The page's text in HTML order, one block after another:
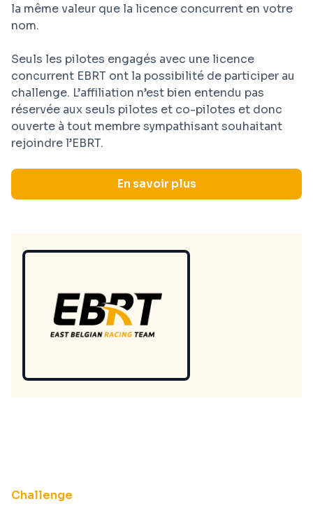
la même valeur que la licence concurrent en votre
nom.
Seuls les pilotes engagés avec une licence
concurrent EBRT ont la possibilité de participer au
challenge. L’affiliation n’est bien entendu pas
réservée aux seuls pilotes et co-pilotes et donc
ouverte à tout membre sympathisant souhaitant
rejoindre l’EBRT.
En savoir plus
Challenge